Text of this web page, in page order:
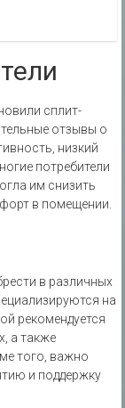
сплит-
отзывы о
низкий
потребители
им снизить
в помещении.
в различных
на
рекомендуется
а также
того‚ важно
и поддержку